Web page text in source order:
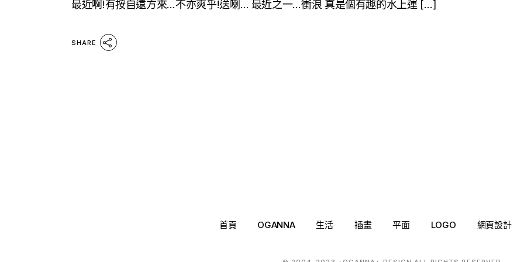
最近啊!有按自遠方來…不亦爽乎!送喇… 最近之一…衝浪 真是個有趣的水上運 […]
SHARE
首頁 OGANNA 生活 插畫 平面 LOGO 網頁設計